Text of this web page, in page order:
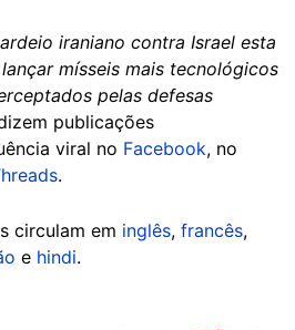
iraniano contra Israel esta
mísseis mais tecnológicos
pelas defesas
publicações
viral no Facebook, no
.
circulam em inglês, francês,
e hindi.